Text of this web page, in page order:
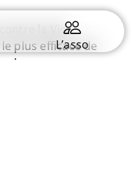
L’asso
la Vie.
plus efficace de
!